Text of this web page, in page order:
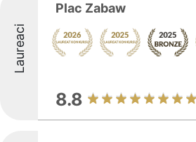
Laureaci
Plac Zabaw
8.8